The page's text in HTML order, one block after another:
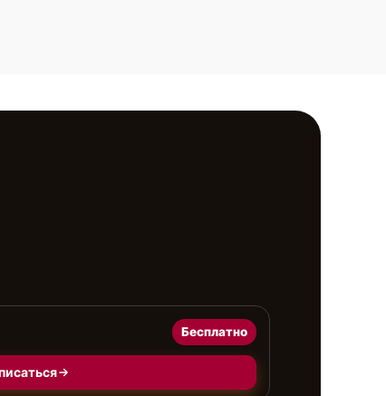
Бесплатно